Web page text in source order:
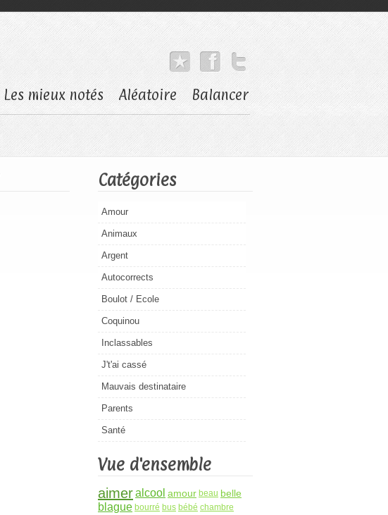
Les mieux notés Aléatoire Balancer
Catégories
Amour
Animaux
Argent
Autocorrects
Boulot / Ecole
Coquinou
Inclassables
J't'ai cassé
Mauvais destinataire
Parents
Santé
Vue d'ensemble
aimeralcool amour beau belle
blague bourré bus bébé chambre